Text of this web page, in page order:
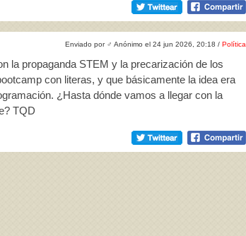
Enviado por ♂ Anónimo el 24 jun 2026, 20:18 / Política
la propaganda STEM y la precarización de los
con literas, y que básicamente la idea era
¿Hasta dónde vamos a llegar con la
TQD